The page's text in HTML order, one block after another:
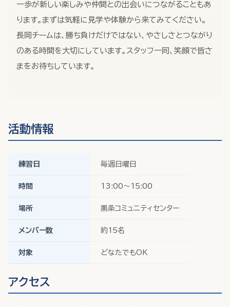
一歩が新しい楽しみや仲間との出会いにつながることもあ
ります。まずは気軽に見学や体験から来てみてください。
長岡チームは、勝ち負けだけではない、やさしさとつながり
のある時間を大切にしています。スタッフ一同、笑顔で皆さ
まをお待ちしています。
活動情報
練習日 毎週日曜日
時間 13:00〜15:00
場所 黒条コミュニティセンター
メンバー数 約15名
対象 どなたでもOK
アクセス